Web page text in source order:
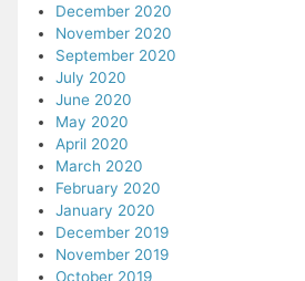
December 2020
November 2020
September 2020
July 2020
June 2020
May 2020
April 2020
March 2020
February 2020
January 2020
December 2019
November 2019
October 2019